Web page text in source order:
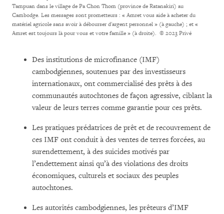
Tampuan dans le village de Pa Chon Thom (province de Ratanakiri) au
Cambodge. Les messages sont prometteurs : « Amret vous aide à acheter du
matériel agricole sans avoir à débourser d'argent personnel » (à gauche) ; et «
Amret est toujours là pour vous et votre famille » (à droite). © 2023 Privé
Des institutions de microfinance (IMF)
cambodgiennes, soutenues par des investisseurs
internationaux, ont commercialisé des prêts à des
communautés autochtones de façon agressive, ciblant la
valeur de leurs terres comme garantie pour ces prêts.
Les pratiques prédatrices de prêt et de recouvrement de
ces IMF ont conduit à des ventes de terres forcées, au
surendettement, à des suicides motivés par
l’endettement ainsi qu’à des violations des droits
économiques, culturels et sociaux des peuples
autochtones.
Les autorités cambodgiennes, les prêteurs d’IMF